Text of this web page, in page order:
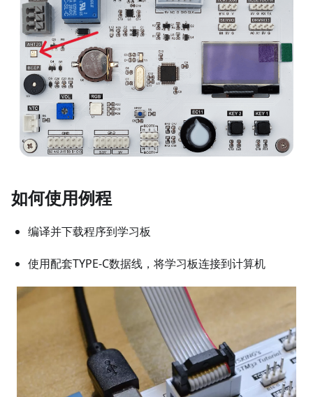
如何使用例程
编译并下载程序到学习板
使用配套TYPE-C数据线，将学习板连接到计算机